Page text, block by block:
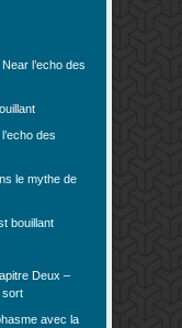
l’echo des
des
le mythe de
bouillant
Deux –
sort
avec la